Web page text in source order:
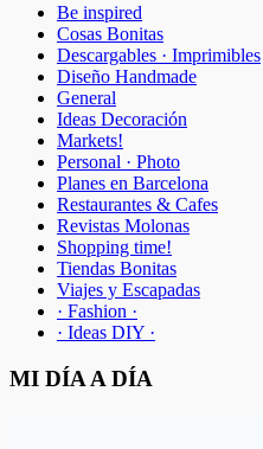
Be inspired
Cosas Bonitas
Descargables · Imprimibles
Diseño Handmade
General
Ideas Decoración
Markets!
Personal · Photo
Planes en Barcelona
Restaurantes & Cafes
Revistas Molonas
Shopping time!
Tiendas Bonitas
Viajes y Escapadas
· Fashion ·
· Ideas DIY ·
MI DÍA A DÍA